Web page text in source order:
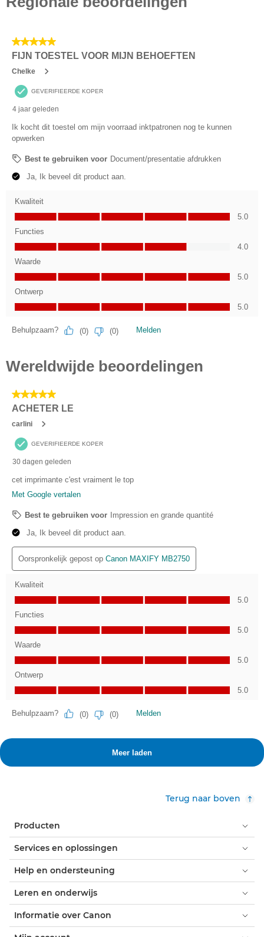
Terug naar boven
Producten
Services en oplossingen
Help en ondersteuning
Leren en onderwijs
Informatie over Canon